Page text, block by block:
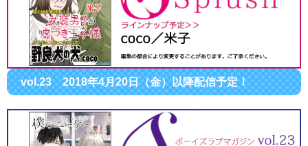
vol.23 2018年4月20日（金）以降配信予定！